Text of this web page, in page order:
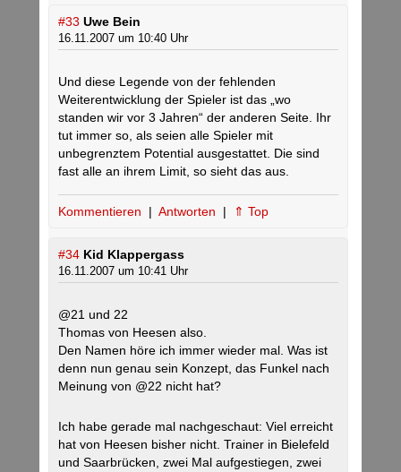
#33 Uwe Bein
16.11.2007 um 10:40 Uhr
Und diese Legende von der fehlenden
Weiterentwicklung der Spieler ist das „wo
standen wir vor 3 Jahren“ der anderen Seite. Ihr
tut immer so, als seien alle Spieler mit
unbegrenztem Potential ausgestattet. Die sind
fast alle an ihrem Limit, so sieht das aus.
Kommentieren | Antworten | ⇑ Top
#34 Kid Klappergass
16.11.2007 um 10:41 Uhr
@21 und 22
Thomas von Heesen also.
Den Namen höre ich immer wieder mal. Was ist
denn nun genau sein Konzept, das Funkel nach
Meinung von @22 nicht hat?
Ich habe gerade mal nachgeschaut: Viel erreicht
hat von Heesen bisher nicht. Trainer in Bielefeld
und Saarbrücken, zwei Mal aufgestiegen, zwei